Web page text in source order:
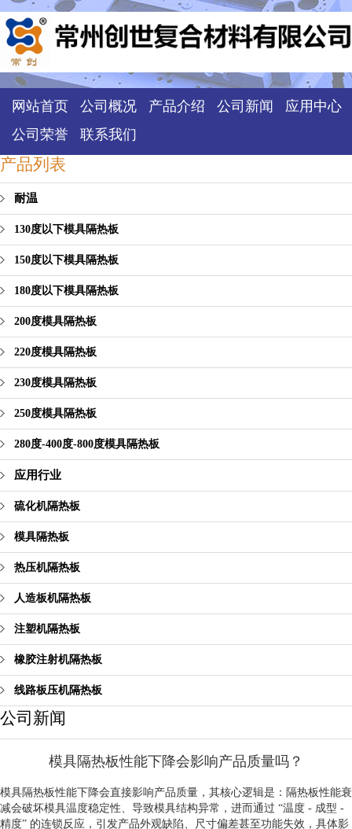
网站首页 公司概况 产品介绍 公司新闻
应用中心
公司荣誉
联系我们
产品列表
耐温
130度以下模具隔热板
150度以下模具隔热板
180度以下模具隔热板
200度模具隔热板
220度模具隔热板
230度模具隔热板
250度模具隔热板
280度-400度-800度模具隔热板
应用行业
硫化机隔热板
模具隔热板
热压机隔热板
人造板机隔热板
注塑机隔热板
橡胶注射机隔热板
线路板压机隔热板
公司新闻
模具隔热板性能下降会影响产品质量吗？
模具隔热板性能下降会直接影响产品质量，其核心逻辑是：隔热板性能衰
减会破坏模具温度稳定性、导致模具结构异常，进而通过 “温度 - 成型 -
精度” 的连锁反应，引发产品外观缺陷、尺寸偏差甚至功能失效，具体影